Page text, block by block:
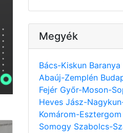
Megyék
Bács-Kiskun Baranya
Abaúj-Zemplén
Fejér Győr-Moson-
Heves Jász-
Komárom-Esztergom
Somogy Szabolcs-